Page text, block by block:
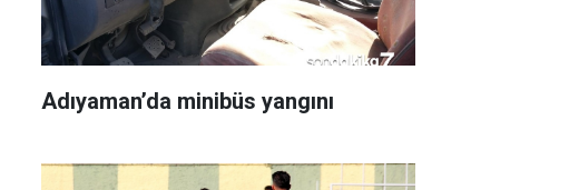
Adıyaman’da minibüs yangını